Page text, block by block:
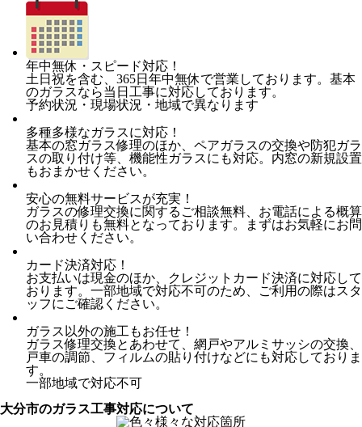
年中無休・スピード対応！
土日祝を含む、365日年中無休で営業しております。基本
のガラスなら当日工事に対応しております。
予約状況・現場状況・地域で異なります
多種多様なガラスに対応！
基本の窓ガラス修理のほか、ペアガラスの交換や防犯ガラ
スの取り付け等、機能性ガラスにも対応。内窓の新規設置
もおまかせください。
安心の無料サービスが充実！
ガラスの修理交換に関するご相談無料、お電話による概算
のお見積りも無料となっております。まずはお気軽にお問
い合わせください。
カード決済対応！
お支払いは現金のほか、クレジットカード決済に対応して
おります。一部地域で対応不可のため、ご利用の際はスタ
ッフにご確認ください。
ガラス以外の施工もお任せ！
ガラス修理交換とあわせて、網戸やアルミサッシの交換、
戸車の調節、フィルムの貼り付けなどにも対応しておりま
す。
一部地域で対応不可
大分市のガラス工事対応について